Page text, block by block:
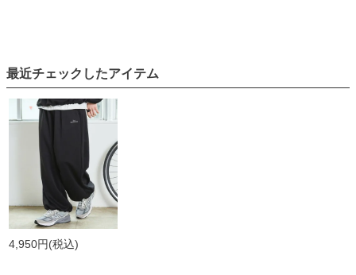
最近チェックしたアイテム
4,950円(税込)